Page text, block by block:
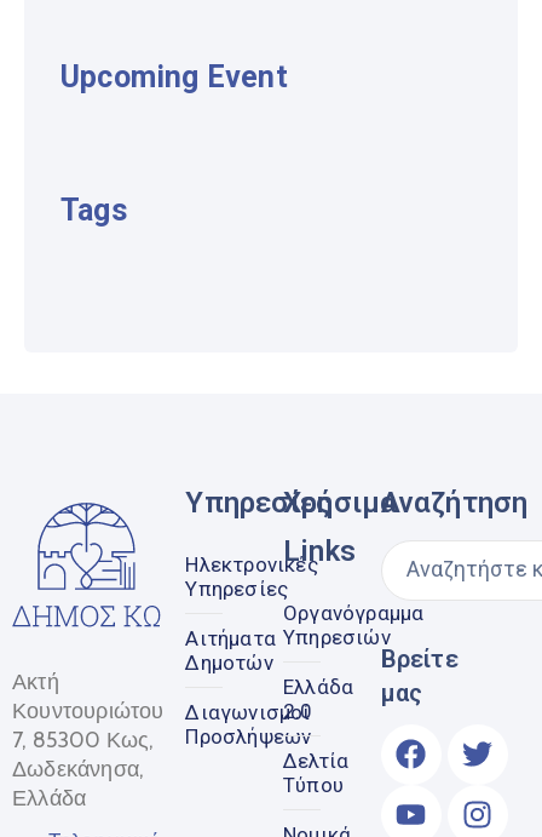
Upcoming Event
Tags
Ακτή
Κουντουριώτου
7, 85300 Κως,
Δωδεκάνησα,
Ελλάδα
Υπηρεσίες
Ηλεκτρονικές
Υπηρεσίες
Αιτήματα
Δημοτών
Διαγωνισμοί
Προσλήψεων
Χρήσιμα
Links
Οργανόγραμμα
Υπηρεσιών
Ελλάδα
2.0
Δελτία
Τύπου
Αναζήτηση
Βρείτε
μας